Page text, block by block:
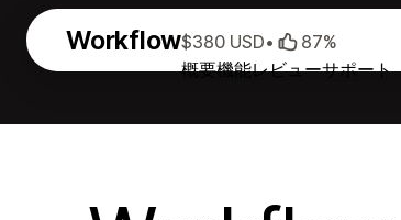
Workflow
概要機能レビューサポート
$380 USD• 87%